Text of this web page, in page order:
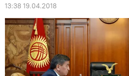
13:38 19.04.2018